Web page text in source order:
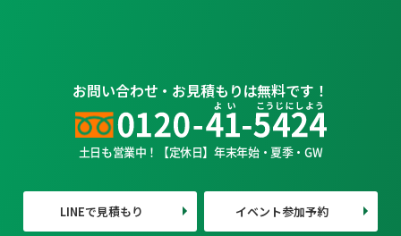
お問い合わせ・お見積もりは無料です！
土日も営業中！【定休日】年末年始・夏季・GW
LINEで見積もり イベント参加予約